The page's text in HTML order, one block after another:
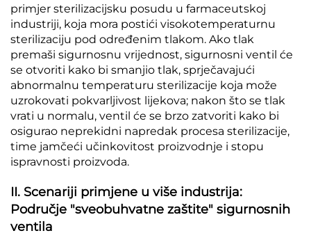
primjer sterilizacijsku posudu u farmaceutskoj
industriji, koja mora postići visokotemperaturnu
sterilizaciju pod određenim tlakom. Ako tlak
premaši sigurnosnu vrijednost, sigurnosni ventil će
se otvoriti kako bi smanjio tlak, sprječavajući
abnormalnu temperaturu sterilizacije koja može
uzrokovati pokvarljivost lijekova; nakon što se tlak
vrati u normalu, ventil će se brzo zatvoriti kako bi
osigurao neprekidni napredak procesa sterilizacije,
time jamčeći učinkovitost proizvodnje i stopu
ispravnosti proizvoda.
II. Scenariji primjene u više industrija:
Područje "sveobuhvatne zaštite" sigurnosnih
ventila